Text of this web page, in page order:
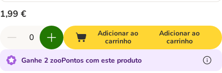
1,99 €
Adicionar ao
carrinho
Adicionar ao
carrinho
Ganhe 2 zooPontos com este produto